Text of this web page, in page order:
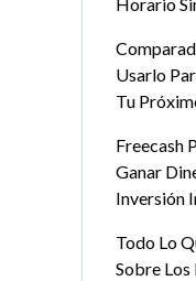
Usarlo
Tu
Freecash
Ganar
Inversión
Todo Lo
Sobre Los